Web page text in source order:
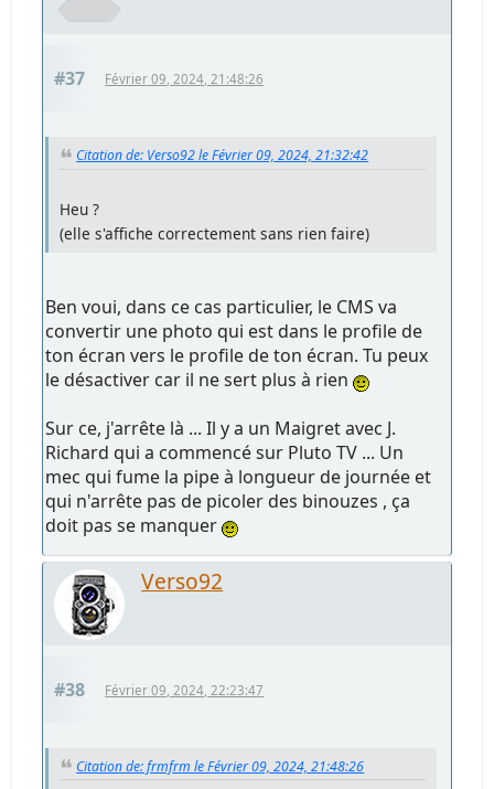
#37 Février 09, 2024, 21:48:26
Citation de: Verso92 le Février 09, 2024, 21:32:42
Heu ?
(elle s'affiche correctement sans rien faire)
Ben voui, dans ce cas particulier, le CMS va
convertir une photo qui est dans le profile de
ton écran vers le profile de ton écran. Tu peux
le désactiver car il ne sert plus à rien
Sur ce, j'arrête là ... Il y a un Maigret avec J.
Richard qui a commencé sur Pluto TV ... Un
mec qui fume la pipe à longueur de journée et
qui n'arrête pas de picoler des binouzes , ça
doit pas se manquer
Verso92
#38 Février 09, 2024, 22:23:47
Citation de: frmfrm le Février 09, 2024, 21:48:26